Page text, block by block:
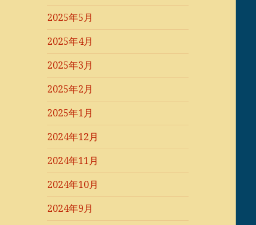
2025年5月
2025年4月
2025年3月
2025年2月
2025年1月
2024年12月
2024年11月
2024年10月
2024年9月